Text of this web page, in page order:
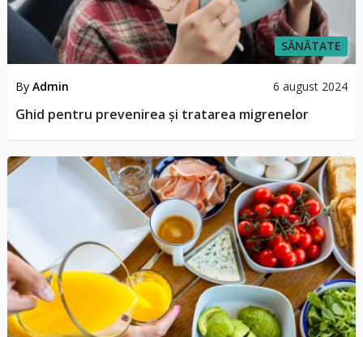
SĂNĂTATE
By Admin 6 august 2024
Ghid pentru prevenirea și tratarea migrenelor